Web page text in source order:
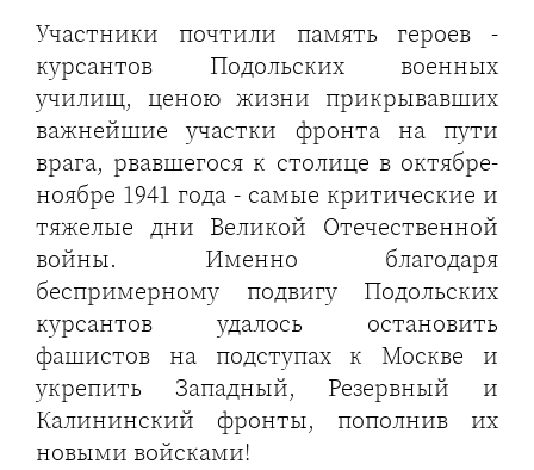
Участники почтили память героев -
курсантов Подольских военных
училищ, ценою жизни прикрывавших
важнейшие участки фронта на пути
врага, рвавшегося к столице в октябре-
ноябре 1941 года - самые критические и
тяжелые дни Великой Отечественной
войны. Именно благодаря
беспримерному подвигу Подольских
курсантов удалось остановить
фашистов на подступах к Москве и
укрепить Западный, Резервный и
Калининский фронты, пополнив их
новыми войсками!